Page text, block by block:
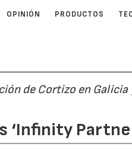
OPINIÓN PRODUCTOS
de Cortizo en
‘Infinity